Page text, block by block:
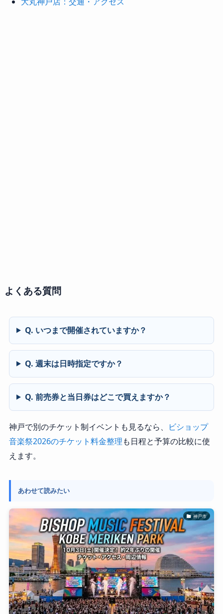
よくある質問
Q. いつまで開催されていますか？
Q. 週末は日時指定ですか？
Q. 前売券と当日券はどこで買えますか？
神戸で別のチケット制イベントも見るなら、
ビショップ
音楽祭2026のチケット料金整理も日程と予算の比較に使
えます。
あわせて読みたい
神戸市